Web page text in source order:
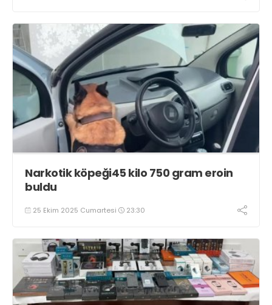
Narkotik köpeği45 kilo 750 gram eroin
buldu
25 Ekim 2025 Cumartesi 23:30